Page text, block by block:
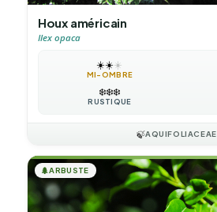
Houx américain
Ilex opaca
☀️☀️☀️
MI-OMBRE
❄️❄️❄️
RUSTIQUE
🍃AQUIFOLIACEAE
🌲ARBUSTE